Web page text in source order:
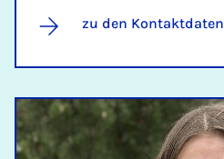
zu den Kontaktdaten